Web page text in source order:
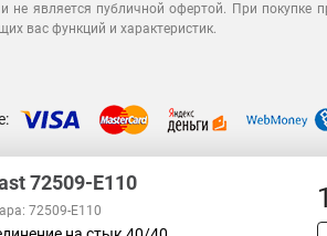
не является публичной офертой. При покупке
вас функций и характеристик.
72509-E110
72509-E110